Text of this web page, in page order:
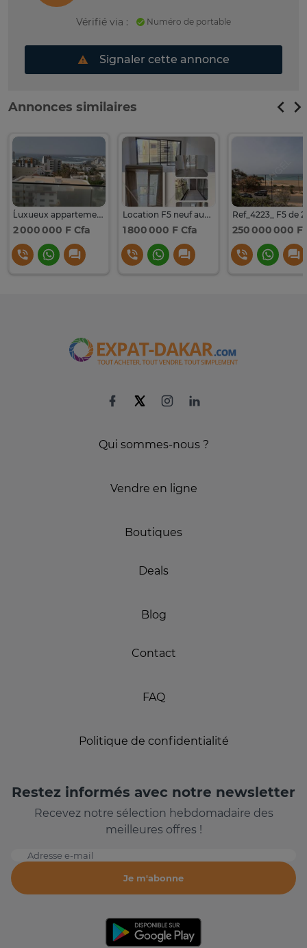
Vérifié via : Numéro de portable
Signaler cette annonce
Annonces similaires
Ĺuxueux appartement F5 avec vue sur mer aux Almadies
2 000 000 F Cfa
Location F5 neuf aux Almadies
1 800 000 F Cfa 250 000 000 F
Qui sommes-nous ?
Vendre en ligne
Boutiques
Deals
Blog
Contact
FAQ
Politique de confidentialité
Restez informés avec notre newsletter
Recevez notre sélection hebdomadaire des
meilleures offres !
Adresse e-mail
Je m'abonne